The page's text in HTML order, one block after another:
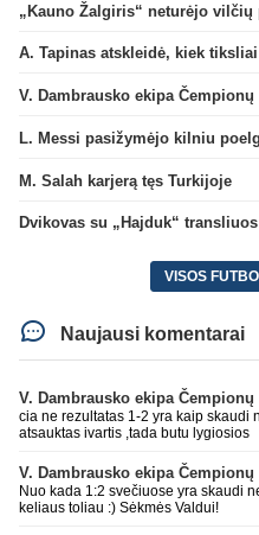
„Kauno Žalgiris“ neturėjo vilčių
M. Salah karjerą tęs Turkijoje
VISOS
Naujausi komentarai
cia ne rezultatas 1-2 yra kaip skaudi
atsauktas ivartis ,tada butu lygiosios
Nuo kada 1:2 svečiuose yra skaudi
keliaus toliau :) Sėkmės Valdui!